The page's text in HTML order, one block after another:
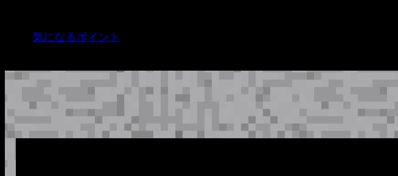
キ
気になるポイント